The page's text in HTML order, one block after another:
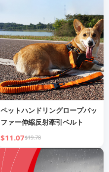
ペットハンドリングロープバッ
ファー伸縮反射牽引ベルト
$11.07$19.78